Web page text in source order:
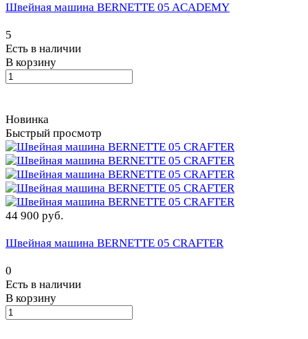
Швейная машина BERNETTE 05 ACADEMY
5
Есть в наличии
В корзину
Новинка
Быстрый просмотр
44 900 руб.
Швейная машина BERNETTE 05 CRAFTER
0
Есть в наличии
В корзину